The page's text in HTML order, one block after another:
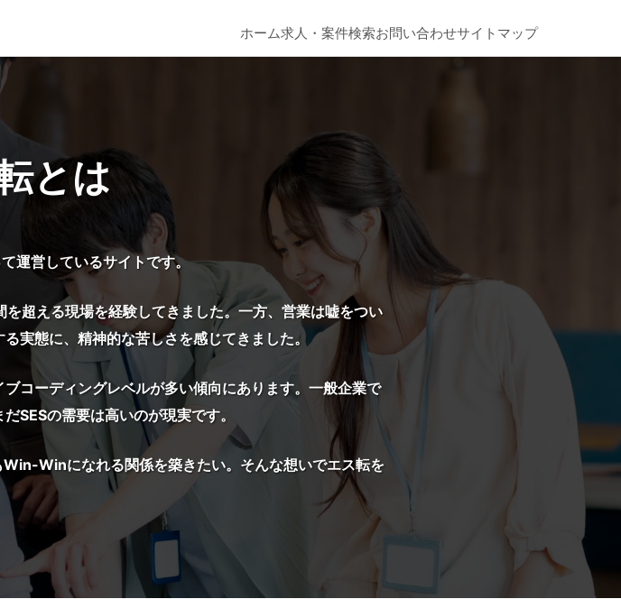
ホーム求人・案件検索お問い合わせサイトマップ
とは
運営しているサイトです。
超える現場を経験してきました。一方、営業は嘘をつい
実態に、精神的な苦しさを感じてきました。
コーディングレベルが多い傾向にあります。一般企業で
SESの需要は高いのが現実です。
Winになれる関係を築きたい。そんな想いでエス転を